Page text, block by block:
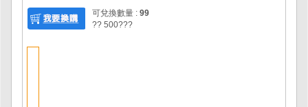
可兌換數量 : 99
?? 500???